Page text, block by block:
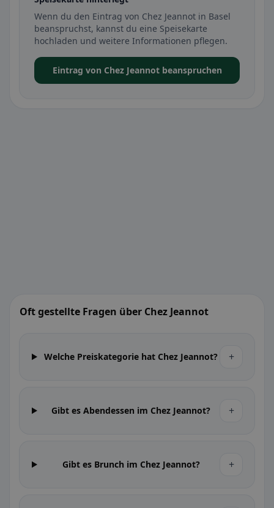
Wenn du den Eintrag von Chez Jeannot in Basel
beanspruchst, kannst du eine Speisekarte
hochladen und weitere Informationen pflegen.
Eintrag von Chez Jeannot beanspruchen
Oft gestellte Fragen über Chez Jeannot
Welche Preiskategorie hat Chez Jeannot? +
Gibt es Abendessen im Chez Jeannot? +
Gibt es Brunch im Chez Jeannot? +